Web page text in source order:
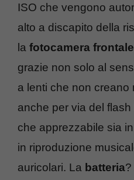
ISO che vengono
alto a discapito della
la fotocamera
grazie non solo al
a lenti che non creano
anche per via del
che apprezzabile sia
in riproduzione
auricolari. La batteria